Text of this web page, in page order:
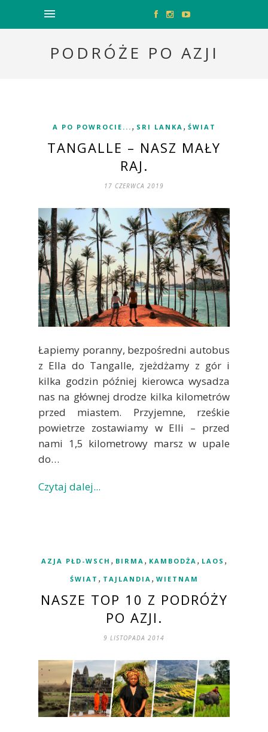
PODRÓŻE PO AZJI
A PO POWROCIE... , SRI LANKA , ŚWIAT
TANGALLE – NASZ MAŁY
RAJ.
17 CZERWCA 2019
Łapiemy poranny, bezpośredni autobus
z Ella do Tangalle, zjeżdżamy z gór i
kilka godzin później kierowca wysadza
nas na głównej drodze kilka kilometrów
przed miastem. Przyjemne, rześkie
powietrze zostawiamy w Elli – przed
nami 1,5 kilometrowy marsz w upale
do…
Czytaj dalej...
AZJA PŁD-WSCH , BIRMA , KAMBODŻA , LAOS ,
ŚWIAT , TAJLANDIA , WIETNAM
NASZE TOP 10 Z PODRÓŻY
PO AZJI.
9 LISTOPADA 2014